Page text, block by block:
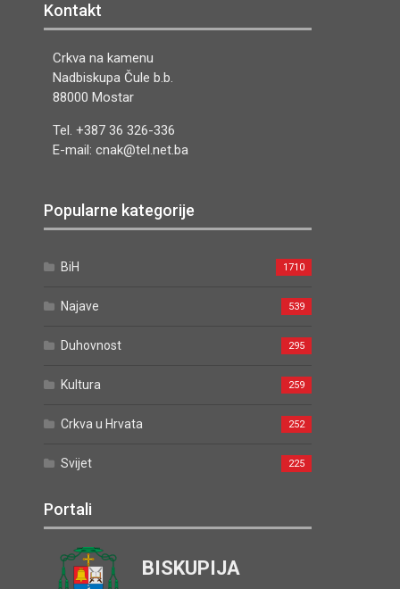
Kontakt
Crkva na kamenu
Nadbiskupa Čule b.b.
88000 Mostar
Tel. +387 36 326-336
E-mail: cnak@tel.net.ba
Popularne kategorije
BiH 1710
Najave 539
Duhovnost 295
Kultura 259
Crkva u Hrvata 252
Svijet 225
Portali
BISKUPIJA